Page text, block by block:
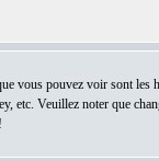
vous pouvez voir sont
etc. Veuillez noter que